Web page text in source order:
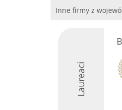
Inne firmy z
Laureaci